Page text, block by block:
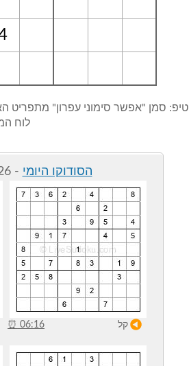
טיפ: סמן "אפשר סימוני עפרון" מתפריט
לוח
הסודוקו היומי - 06/08/2026 (ET)
קל 06:16
⏰